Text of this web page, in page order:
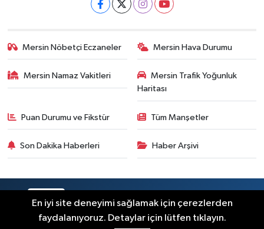
Mersin Nöbetçi Eczaneler Mersin Hava Durumu
Mersin Namaz Vakitleri
Mersin Trafik Yoğunluk
Haritası
Puan Durumu ve Fikstür Tüm Manşetler
Son Dakika Haberleri Haber Arşivi
En iyi site deneyimi sağlamak için çerezlerden
faydalanıyoruz. Detaylar için lütfen tıklayın.